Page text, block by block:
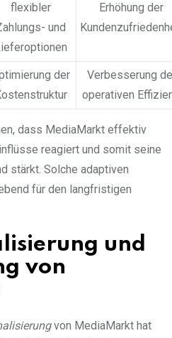
flexibler
und
Erhöhung der
der
Verbesserung
operativen
dass MediaMarkt effektiv
reagiert und somit seine
stärkt. Solche adaptiven
für den langfristigen
und
von
von MediaMarkt hat